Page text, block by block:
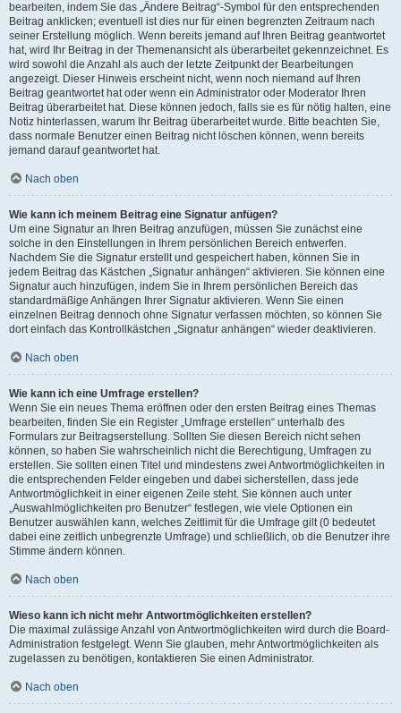
bearbeiten, indem Sie das „Ändere Beitrag“-Symbol für den entsprechenden
Beitrag anklicken; eventuell ist dies nur für einen begrenzten Zeitraum nach
seiner Erstellung möglich. Wenn bereits jemand auf Ihren Beitrag geantwortet
hat, wird Ihr Beitrag in der Themenansicht als überarbeitet gekennzeichnet. Es
wird sowohl die Anzahl als auch der letzte Zeitpunkt der Bearbeitungen
angezeigt. Dieser Hinweis erscheint nicht, wenn noch niemand auf Ihren
Beitrag geantwortet hat oder wenn ein Administrator oder Moderator Ihren
Beitrag überarbeitet hat. Diese können jedoch, falls sie es für nötig halten, eine
Notiz hinterlassen, warum Ihr Beitrag überarbeitet wurde. Bitte beachten Sie,
dass normale Benutzer einen Beitrag nicht löschen können, wenn bereits
jemand darauf geantwortet hat.
Nach oben
Wie kann ich meinem Beitrag eine Signatur anfügen?
Um eine Signatur an Ihren Beitrag anzufügen, müssen Sie zunächst eine
solche in den Einstellungen in Ihrem persönlichen Bereich entwerfen.
Nachdem Sie die Signatur erstellt und gespeichert haben, können Sie in
jedem Beitrag das Kästchen „Signatur anhängen“ aktivieren. Sie können eine
Signatur auch hinzufügen, indem Sie in Ihrem persönlichen Bereich das
standardmäßige Anhängen Ihrer Signatur aktivieren. Wenn Sie einen
einzelnen Beitrag dennoch ohne Signatur verfassen möchten, so können Sie
dort einfach das Kontrollkästchen „Signatur anhängen“ wieder deaktivieren.
Nach oben
Wie kann ich eine Umfrage erstellen?
Wenn Sie ein neues Thema eröffnen oder den ersten Beitrag eines Themas
bearbeiten, finden Sie ein Register „Umfrage erstellen“ unterhalb des
Formulars zur Beitragserstellung. Sollten Sie diesen Bereich nicht sehen
können, so haben Sie wahrscheinlich nicht die Berechtigung, Umfragen zu
erstellen. Sie sollten einen Titel und mindestens zwei Antwortmöglichkeiten in
die entsprechenden Felder eingeben und dabei sicherstellen, dass jede
Antwortmöglichkeit in einer eigenen Zeile steht. Sie können auch unter
„Auswahlmöglichkeiten pro Benutzer“ festlegen, wie viele Optionen ein
Benutzer auswählen kann, welches Zeitlimit für die Umfrage gilt (0 bedeutet
dabei eine zeitlich unbegrenzte Umfrage) und schließlich, ob die Benutzer ihre
Stimme ändern können.
Nach oben
Wieso kann ich nicht mehr Antwortmöglichkeiten erstellen?
Die maximal zulässige Anzahl von Antwortmöglichkeiten wird durch die Board-
Administration festgelegt. Wenn Sie glauben, mehr Antwortmöglichkeiten als
zugelassen zu benötigen, kontaktieren Sie einen Administrator.
Nach oben